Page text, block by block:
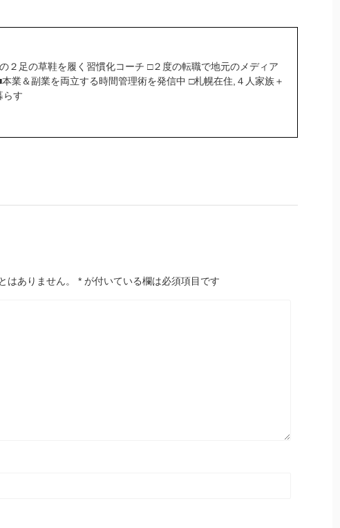
２足の草鞋を履く習慣化コーチ □２度の転職で地元のメディア
業＆副業を両立する時間管理術を発信中 □札幌在住,４人家族＋
らす
はありません。 * が付いている欄は必須項目です